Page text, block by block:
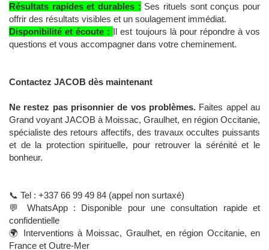
Résultats rapides et durables : Ses rituels sont conçus pour
offrir des résultats visibles et un soulagement immédiat.
Disponibilité et écoute : Il est toujours là pour répondre à vos
questions et vous accompagner dans votre cheminement.
Contactez JACOB dès maintenant
Ne restez pas prisonnier de vos problèmes. Faites appel au
Grand voyant JACOB à Moissac, Graulhet, en région Occitanie,
spécialiste des retours affectifs, des travaux occultes puissants
et de la protection spirituelle, pour retrouver la sérénité et le
bonheur.
📞 Tel : +337 66 99 49 84 (appel non surtaxé)
💬 WhatsApp : Disponible pour une consultation rapide et
confidentielle
🌍 Interventions à Moissac, Graulhet, en région Occitanie, en
France et Outre-Mer